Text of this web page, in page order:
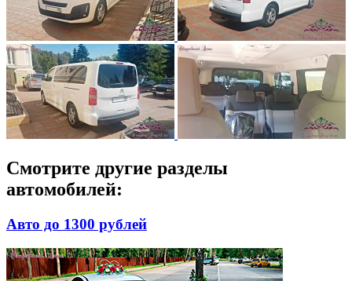
Смотрите другие разделы
автомобилей:
Авто до 1300 рублей